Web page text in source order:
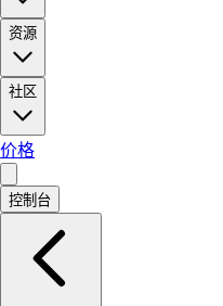
资源
社区
价格
控制台